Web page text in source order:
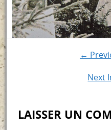
←
Next
LAISSER UN